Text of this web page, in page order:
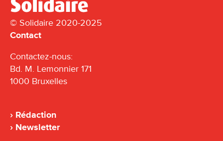
© Solidaire 2020-2025
Contact
Contactez-nous:
Bd. M. Lemonnier 171
1000 Bruxelles
Rédaction
Newsletter